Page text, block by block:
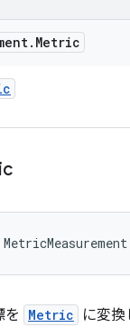
. Metric
を Metric に変換